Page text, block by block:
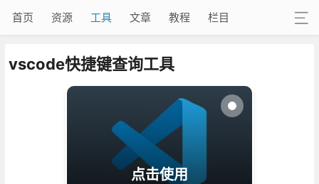
首页 资源 工具 文章 教程 栏目
vscode快捷键查询工具
点击使用